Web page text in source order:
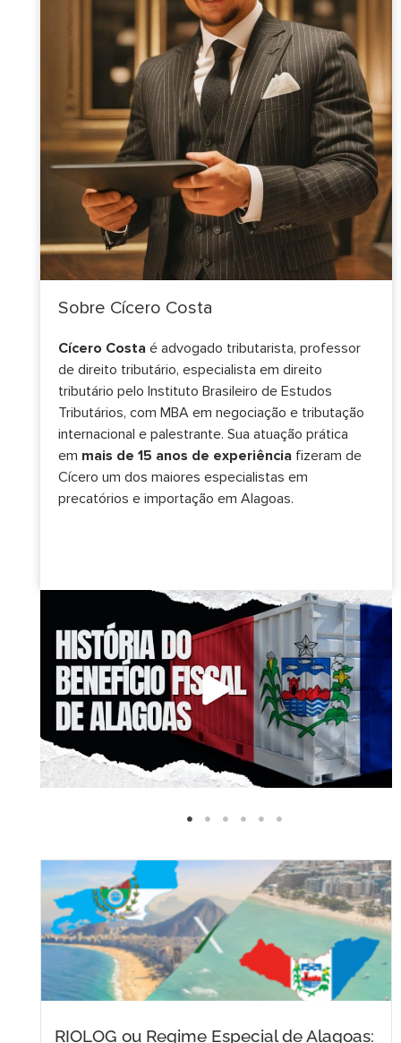
Sobre Cícero Costa
Cícero Costa é advogado tributarista, professor
de direito tributário, especialista em direito
tributário pelo Instituto Brasileiro de Estudos
Tributários, com MBA em negociação e tributação
internacional e palestrante. Sua atuação prática
em mais de 15 anos de experiência fizeram de
Cícero um dos maiores especialistas em
precatórios e importação em Alagoas.
RIOLOG ou Regime Especial de Alagoas: